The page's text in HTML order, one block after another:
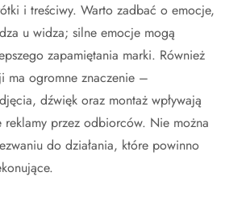
i treściwy. Warto zadbać o emocje,
u widza; silne emocje mogą
zapamiętania marki. Również
ma ogromne znaczenie –
dźwięk oraz montaż wpływają
reklamy przez odbiorców. Nie można
do działania, które powinno